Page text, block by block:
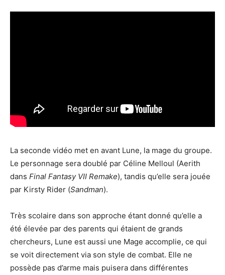
La seconde vidéo met en avant Lune, la mage du groupe.
Le personnage sera doublé par Céline Melloul (Aerith
dans Final Fantasy VII Remake), tandis qu’elle sera jouée
par Kirsty Rider (Sandman).
Très scolaire dans son approche étant donné qu’elle a
été élevée par des parents qui étaient de grands
chercheurs, Lune est aussi une Mage accomplie, ce qui
se voit directement via son style de combat. Elle ne
possède pas d’arme mais puisera dans différentes